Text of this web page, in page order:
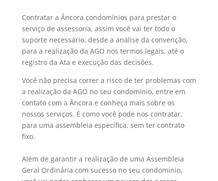
Contratar a Âncora condomínios para prestar o
serviço de assessoria, assim você vai ter todo o
suporte necessário, desde a análise da convenção,
para a realização da AGO nos termos legais, até o
registro da Ata e execução das decisões.
Você não precisa correr a risco de ter problemas com
a realização da AGO no seu condomínio, entre em
contato com a Âncora e conheça mais sobre os
nossos serviços. E como você pode nos contratar,
para uma assembleia específica, sem ter contrato
fixo.
Além de garantir a realização de uma Assembleia
Geral Ordinária com sucesso no seu condomínio,